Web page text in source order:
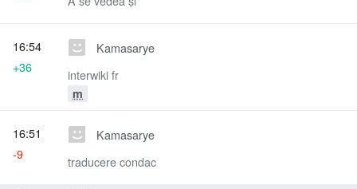
Kamasarye
interwiki fr
m
16:54
+36
Kamasarye
traducere condac
16:51
-9